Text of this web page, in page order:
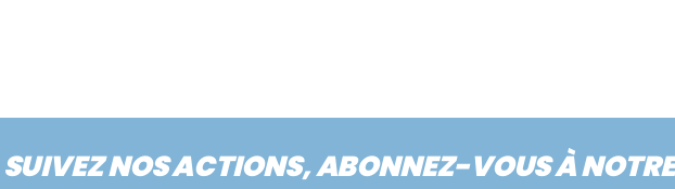
SUIVEZ NOS ACTIONS, ABONNEZ-VOUS À